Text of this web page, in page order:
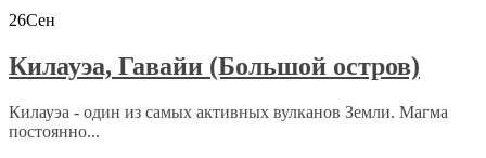
26Сен
Килауэа, Гавайи (Большой остров)
Килауэа - один из самых активных вулканов Земли. Магма
постоянно...